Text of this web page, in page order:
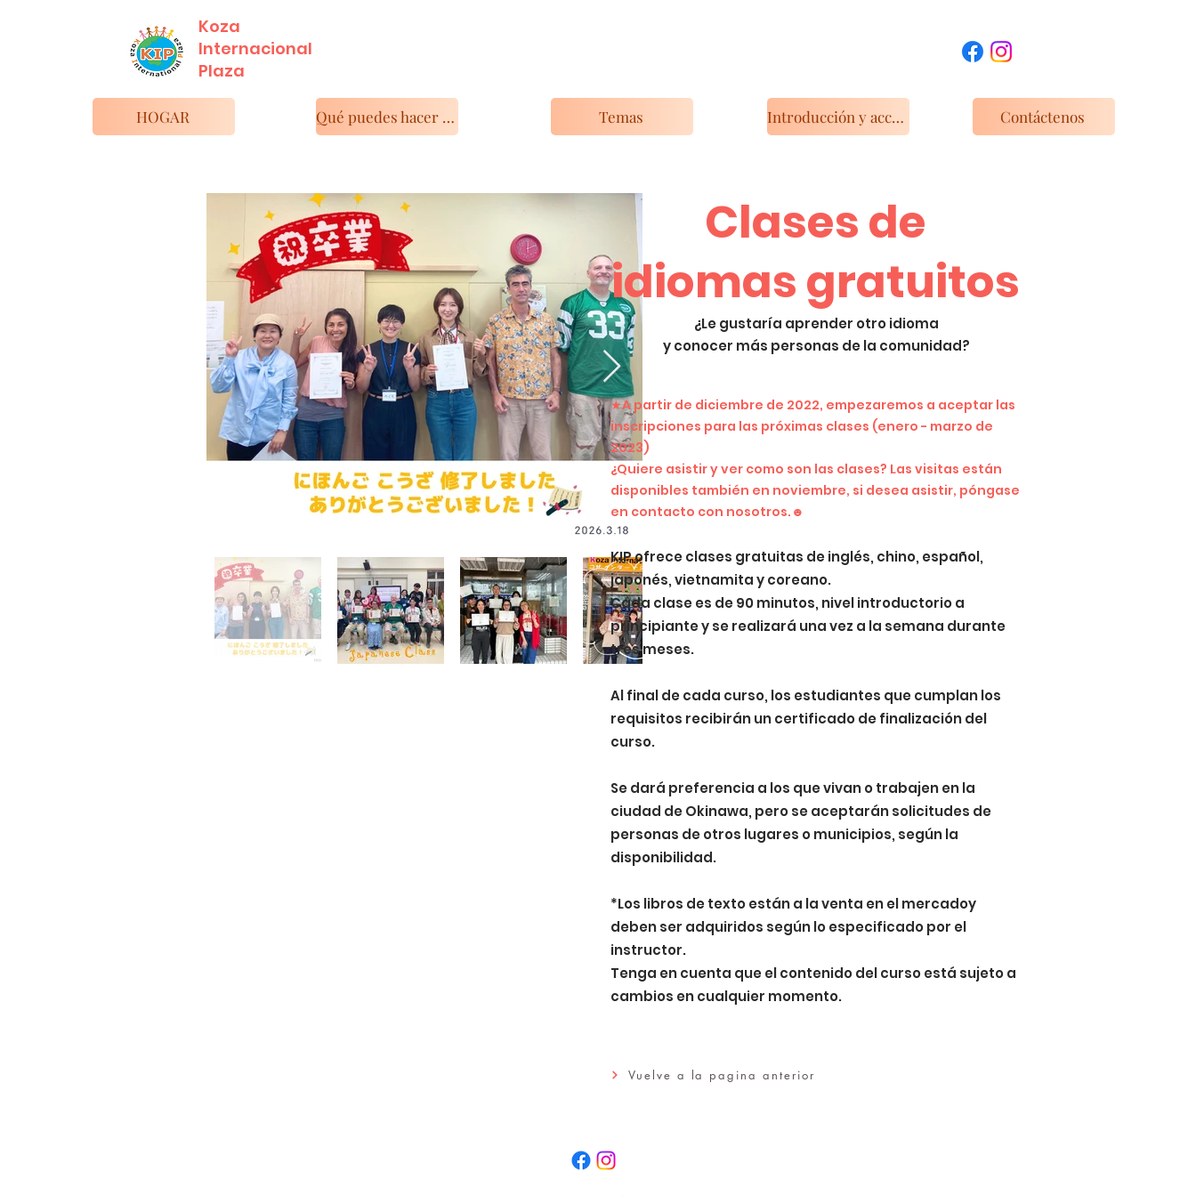
Koza
Internacional
​Plaza
Qué puedes hacer con KIP
HOGAR Temas Introducción y acceso a las instalaciones Contáctenos
Clases de
idiomas gratuitos
¿Le gustaría aprender otro idioma
y conocer más personas de la comunidad?
★A partir de diciembre de 2022, empezaremos a aceptar las
inscripciones para las próximas clases (enero - marzo de
2023)
¿Quiere asistir y ver como son las clases? Las visitas están
disponibles también en noviembre, si desea asistir, póngase
en contacto con nosotros. ☻
KIP ofrece clases gratuitas de inglés, chino, español,
japonés, vietnamita y coreano.
Cada clase es de 90 minutos, nivel introductorio a
principiante y se realizará una vez a la semana durante
tres meses.
Al final de cada curso, los estudiantes que cumplan los
requisitos recibirán un certificado de finalización del
curso.
Se dará preferencia a los que vivan o trabajen en la
ciudad de Okinawa, pero se aceptarán solicitudes de
personas de otros lugares o municipios, según la
disponibilidad.
*Los libros de texto están a la venta en el mercadoy
deben ser adquiridos según lo especificado por el
instructor.
Tenga en cuenta que el contenido del curso está sujeto a
cambios en cualquier momento.
Vuelve a la pagina anterior